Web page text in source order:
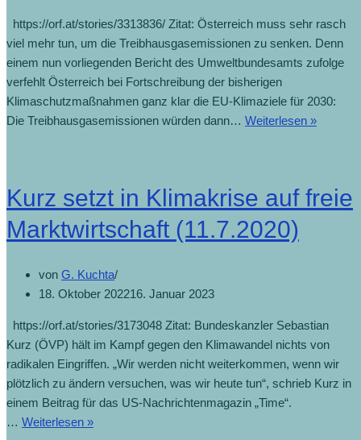
https://orf.at/stories/3313836/ Zitat: Österreich muss sehr rasch
viel mehr tun, um die Treibhausgasemissionen zu senken. Denn
einem nun vorliegenden Bericht des Umweltbundesamts zufolge
verfehlt Österreich bei Fortschreibung der bisherigen
Klimaschutzmaßnahmen ganz klar die EU-Klimaziele für 2030:
Die Treibhausgasemissionen würden dann… Weiterlesen »
Kurz setzt in Klimakrise auf freie
Marktwirtschaft (11.7.2020)
von G. Kuchta
18. Oktober 202216. Januar 2023
https://orf.at/stories/3173048 Zitat: Bundeskanzler Sebastian
Kurz (ÖVP) hält im Kampf gegen den Klimawandel nichts von
radikalen Eingriffen. „Wir werden nicht weiterkommen, wenn wir
plötzlich zu ändern versuchen, was wir heute tun“, schrieb Kurz in
einem Beitrag für das US-Nachrichtenmagazin „Time“.
… Weiterlesen »